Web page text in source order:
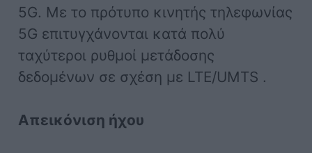
5G. Με το πρότυπο κινητής τηλεφωνίας
5G επιτυγχάνονται κατά πολύ
ταχύτεροι ρυθμοί μετάδοσης
δεδομένων σε σχέση με LTE/UMTS .
Απεικόνιση ήχου